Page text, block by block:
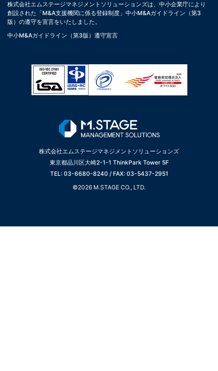
株式会社エムステージマネジメントソリューションズは、中小企業庁により
創設された「M&A支援機関に係る登録制度」中小M&Aガイドライン（第3
版）の遵守を宣言をいたしました。
中小M&Aガイドライン（第3版）遵守宣言
株式会社エムステージマネジメントソリューションズ
東京都品川区大崎2-1-1 ThinkPark Tower 5F
TEL: 03-6680-8240 / FAX: 03-5437-2951
©2026 M.STAGE CO., LTD.